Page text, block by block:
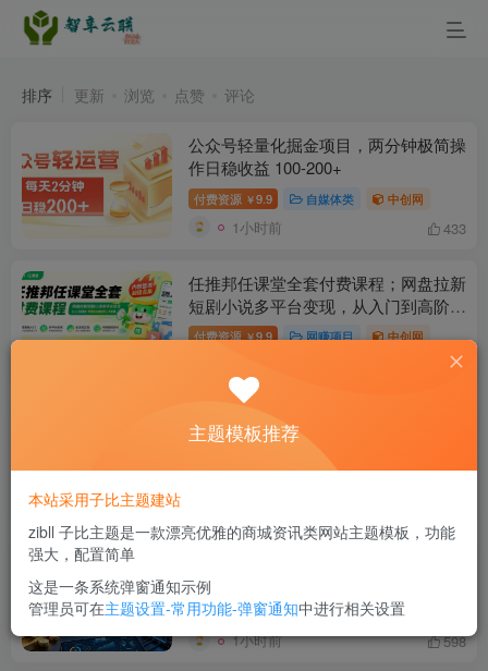
排序 更新 浏览 点赞 评论
公众号轻量化掘金项目，两分钟极简操
作日稳收益 100-200+
付费资源 ￥9.9 自媒体类 中创网
1小时前 433
任推邦任课堂全套付费课程；网盘拉新
短剧小说多平台变现，从入门到高阶零
基础也能轻松上手实操
付费资源 ￥9.9 网赚项目 中创网
580
AI动画漫剧制作教程｜选题剧情构思·
分镜提示词撰写·AI绘图配音·2D动画制
作·剪映实操完成完整漫剧成片
付费资源 ￥9.9 AI技术 中创网
当天学会，月入2W！【揭秘】
付费资源 ￥9.9 AI技术 冒泡网
1小时前 598
主题模板推荐
本站采用子比主题建站
zibll 子比主题是一款漂亮优雅的商城资讯类网站主题模板，功能
强大，配置简单
这是一条系统弹窗通知示例
管理员可在主题设置-常用功能-弹窗通知中进行相关设置